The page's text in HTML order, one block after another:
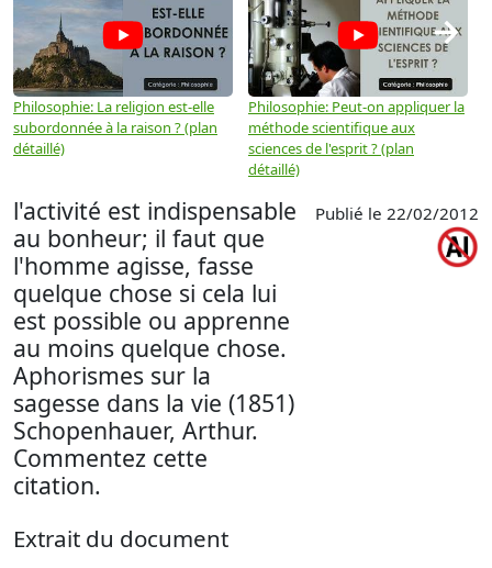
Philosophie: La religion est-elle
subordonnée à la raison ? (plan
détaillé)
Philosophie: Peut-on appliquer la
méthode scientifique aux
sciences de l'esprit ? (plan
détaillé)
→
l'activité est indispensable
au bonheur; il faut que
l'homme agisse, fasse
quelque chose si cela lui
est possible ou apprenne
au moins quelque chose.
Aphorismes sur la
sagesse dans la vie (1851)
Schopenhauer, Arthur.
Commentez cette
citation.
Publié le 22/02/2012
Extrait du document